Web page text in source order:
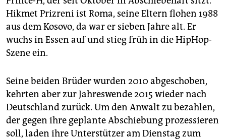
epaper login
Hikmet Prizreni ist Roma, seine Eltern flohen 1988
aus dem Kosovo, da war er sieben Jahre alt. Er
wuchs in Essen auf und stieg früh in die HipHop-
Szene ein.
Seine beiden Brüder wurden 2010 abgeschoben,
kehrten aber zur Jahreswende 2015 wieder nach
Deutschland zurück. Um den Anwalt zu bezahlen,
der gegen ihre geplante Abschiebung prozessieren
soll, laden ihre Unterstützer am Dienstag zum